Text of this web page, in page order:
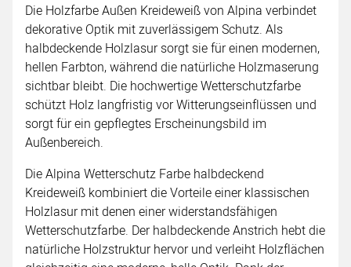
Die Holzfarbe Außen Kreideweiß von Alpina verbindet
dekorative Optik mit zuverlässigem Schutz. Als
halbdeckende Holzlasur sorgt sie für einen modernen,
hellen Farbton, während die natürliche Holzmaserung
sichtbar bleibt. Die hochwertige Wetterschutzfarbe
schützt Holz langfristig vor Witterungseinflüssen und
sorgt für ein gepflegtes Erscheinungsbild im
Außenbereich.
Die Alpina Wetterschutz Farbe halbdeckend
Kreideweiß kombiniert die Vorteile einer klassischen
Holzlasur mit denen einer widerstandsfähigen
Wetterschutzfarbe. Der halbdeckende Anstrich hebt die
natürliche Holzstruktur hervor und verleiht Holzflächen